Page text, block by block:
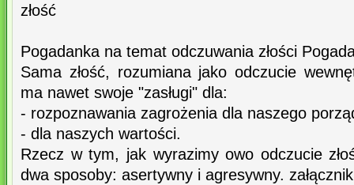
złość
Pogadanka na temat odczuwania złości
Sama złość, rozumiana jako odczucie
ma nawet swoje "zasługi" dla:
- rozpoznawania zagrożenia dla naszego
- dla naszych wartości.
Rzecz w tym, jak wyrazimy owo odczucie
dwa sposoby: asertywny i agresywny.